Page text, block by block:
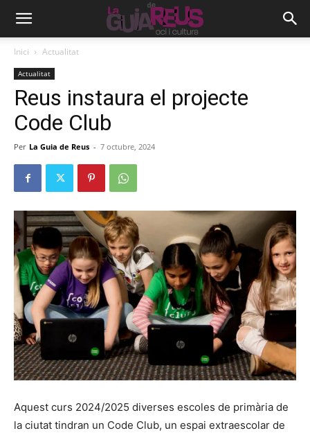
Inici Actualitat
Actualitat
Reus instaura el projecte
Code Club
Per La Guia de Reus - 7 octubre, 2024
Aquest curs 2024/2025 diverses escoles de primària de
la ciutat tindran un Code Club, un espai extraescolar de